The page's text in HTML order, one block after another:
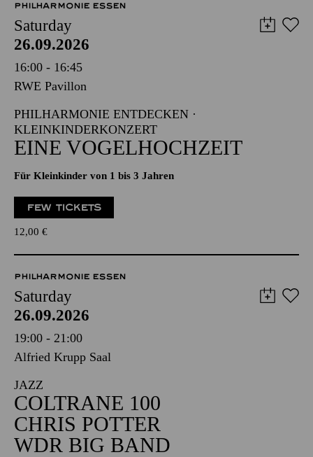
PHILHARMONIE ESSEN
Saturday
26.09.2026
16:00 - 16:45
RWE Pavillon
PHILHARMONIE ENTDECKEN ·
KLEINKINDERKONZERT
EINE VOGELHOCHZEIT
Für Kleinkinder von 1 bis 3 Jahren
FEW TICKETS
12,00 €
PHILHARMONIE ESSEN
Saturday
26.09.2026
19:00 - 21:00
Alfried Krupp Saal
JAZZ
COLTRANE 100
CHRIS POTTER
WDR BIG BAND